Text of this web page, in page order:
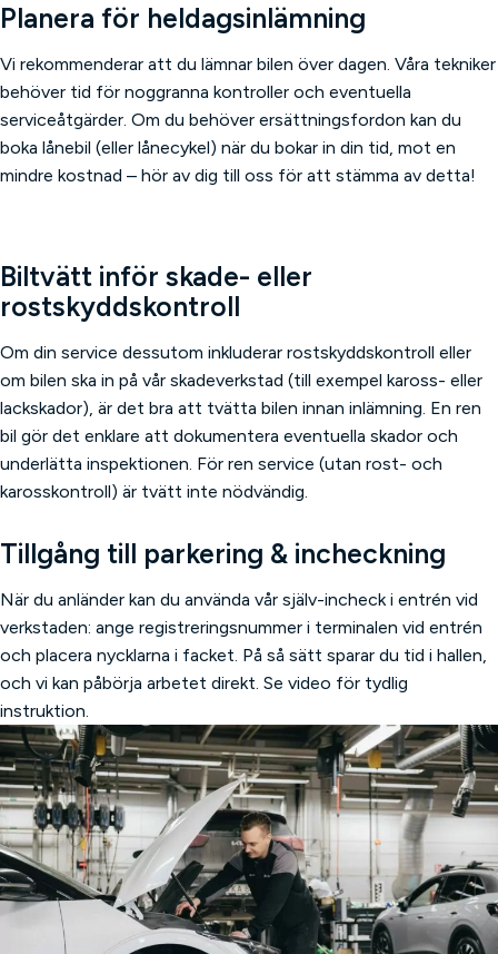
Planera för heldagsinlämning
Vi rekommenderar att du lämnar bilen över dagen. Våra tekniker
behöver tid för noggranna kontroller och eventuella
serviceåtgärder. Om du behöver ersättningsfordon kan du
boka lånebil (eller lånecykel) när du bokar in din tid, mot en
mindre kostnad – hör av dig till oss för att stämma av detta!
Biltvätt inför skade- eller
rostskyddskontroll
Om din service dessutom inkluderar rostskyddskontroll eller
om bilen ska in på vår skadeverkstad (till exempel kaross- eller
lackskador), är det bra att tvätta bilen innan inlämning. En ren
bil gör det enklare att dokumentera eventuella skador och
underlätta inspektionen. För ren service (utan rost- och
karosskontroll) är tvätt inte nödvändig.
Tillgång till parkering & incheckning
När du anländer kan du använda vår själv-incheck i entrén vid
verkstaden: ange registreringsnummer i terminalen vid entrén
och placera nycklarna i facket. På så sätt sparar du tid i hallen,
och vi kan påbörja arbetet direkt. Se video för tydlig
instruktion.